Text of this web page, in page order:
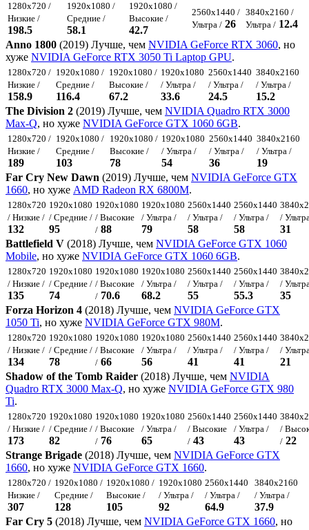
1280x720 /
Низкие /
198.5
1920x1080 /
Средние /
58.1
1920x1080 /
Высокие /
42.7
2560x1440 /
Ультра / 26
3840x2160 /
Ультра / 12.4
Anno 1800 (2019) Лучше, чем NVIDIA GeForce RTX 3060, но
хуже NVIDIA GeForce RTX 3050 Ti Laptop GPU.
1280x720 /
Низкие /
158.9
1920x1080 /
Средние /
116.4
1920x1080 /
Высокие /
67.2
1920x1080
/ Ультра /
33.6
2560x1440
/ Ультра /
24.5
3840x2160
/ Ультра /
15.2
The Division 2 (2019) Лучше, чем NVIDIA Quadro RTX 3000
Max-Q, но хуже NVIDIA GeForce GTX 1060 6GB.
1280x720 /
Низкие /
189
1920x1080 /
Средние /
103
1920x1080 /
Высокие /
78
1920x1080
/ Ультра /
54
2560x1440
/ Ультра /
36
3840x2160
/ Ультра /
19
Far Cry New Dawn (2019) Лучше, чем NVIDIA GeForce GTX
1660, но хуже AMD Radeon RX 6800M.
1280x720
/ Низкие /
132
1920x1080
/ Средние /
95
1920x1080
/ Высокие
/ 88
1920x1080
/ Ультра /
79
2560x1440
/ Ультра /
58
2560x1440
/ Ультра /
58
/
31
Battlefield V (2018) Лучше, чем NVIDIA GeForce GTX 1060
Mobile, но хуже NVIDIA GeForce GTX 1060 6GB.
1280x720
/ Низкие /
135
1920x1080
/ Средние /
74
1920x1080
/ Высокие
/ 70.6
1920x1080
/ Ультра /
68.2
2560x1440
/ Ультра /
55
2560x1440
/ Ультра /
55.3
/
35
Forza Horizon 4 (2018) Лучше, чем NVIDIA GeForce GTX
1050 Ti, но хуже NVIDIA GeForce GTX 980M.
1280x720
/ Низкие /
134
1920x1080
/ Средние /
78
1920x1080
/ Высокие
/ 66
1920x1080
/ Ультра /
56
2560x1440
/ Ультра /
41
2560x1440
/ Ультра /
41
/
21
Shadow of the Tomb Raider (2018) Лучше, чем NVIDIA
Quadro RTX 3000 Max-Q, но хуже NVIDIA GeForce GTX 980
Ti.
1280x720
/ Низкие /
173
1920x1080
/ Средние /
82
1920x1080
/ Высокие
/ 76
1920x1080
/ Ультра /
65
2560x1440
/ Высокие
/ 43
2560x1440
/ Ультра /
43
/
/ 22
Strange Brigade (2018) Лучше, чем NVIDIA GeForce GTX
1660, но хуже NVIDIA GeForce GTX 1660.
1280x720 /
Низкие /
307
1920x1080 /
Средние /
128
1920x1080 /
Высокие /
105
1920x1080
/ Ультра /
92
2560x1440
/ Ультра /
64.9
3840x2160
/ Ультра /
37.9
Far Cry 5 (2018) Лучше, чем NVIDIA GeForce GTX 1660, но